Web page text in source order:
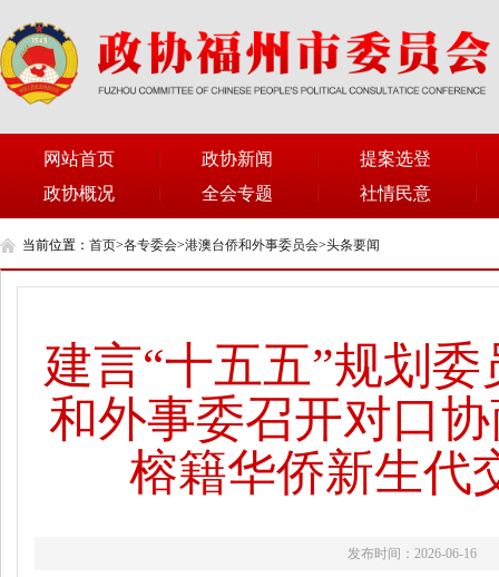
网站首页 政协新闻
提案选登
政协概况
全会专题 社情民意
当前位置： 首页>各专委会>港澳台侨和外事委员会>头条要闻
建言“十五五”规划
和外事委召开对口
榕籍华侨新生代
发布时间：2026-06-16